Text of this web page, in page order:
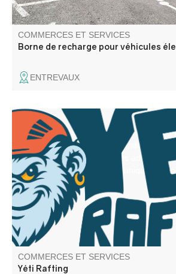
COMMERCES ET SERVICES
Borne de recharge pour véhicules
ENTREVAUX
Vivez l’aventure au cœur des Gorges
Canyoning, rafting, aqua rando et
de 7 à 70 ans. Des activités adaptées à
pour partager un moment unique en
toute sécurité.
COMMERCES ET SERVICES
Yéti Rafting